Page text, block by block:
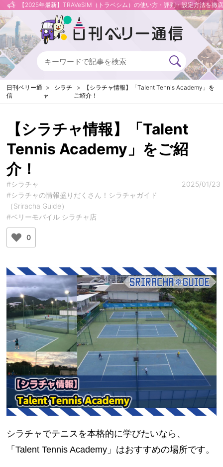
【2025年最新】TRAVeSIM（トラベシム）の使い方・評判・設定方法を徹
日刊ベリー通
信
シラチ
ャ
【シラチャ情報】「Talent Tennis Academy」を
ご紹介！
【シラチャ情報】「Talent
Tennis Academy」をご紹
介！
#シラチャ
#シラチャの情報盛りだくさん！シラチャガイド
（Sriracha Guide）
#ベリーモバイル シラチャ店
2025/01/23
0
シラチャでテニスを本格的に学びたいなら、
「Talent Tennis Academy」はおすすめの場所です。